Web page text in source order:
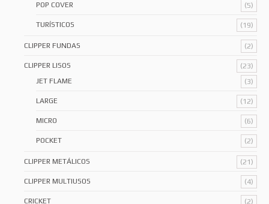
POP COVER (5)
TURÍSTICOS (19)
CLIPPER FUNDAS (2)
CLIPPER LISOS
(23)
JET FLAME
(3)
LARGE (12)
MICRO (6)
POCKET (2)
CLIPPER METÁLICOS (21)
CLIPPER MULTIUSOS (4)
CRICKET (2)